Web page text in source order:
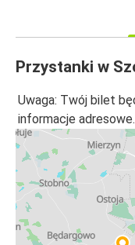
Przystanki w
Uwaga: Twój bilet
informacje adresowe.